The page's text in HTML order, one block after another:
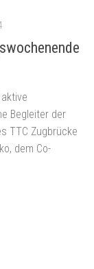
Begleiter der
TTC Zugbrücke
dem Co-